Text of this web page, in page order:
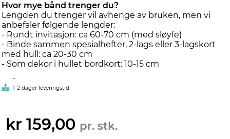
Hvor mye bånd trenger du?
Lengden du trenger vil avhenge av bruken, men vi
anbefaler følgende lengder:
- Rundt invitasjon: ca 60-70 cm (med sløyfe)
- Binde sammen spesialhefter, 2-lags eller 3-lagskort
med hull: ca 20-30 cm
- Som dekor i hullet bordkort: 10-15 cm
-
1-2 dager leveringstid
kr 159,00 pr. stk.